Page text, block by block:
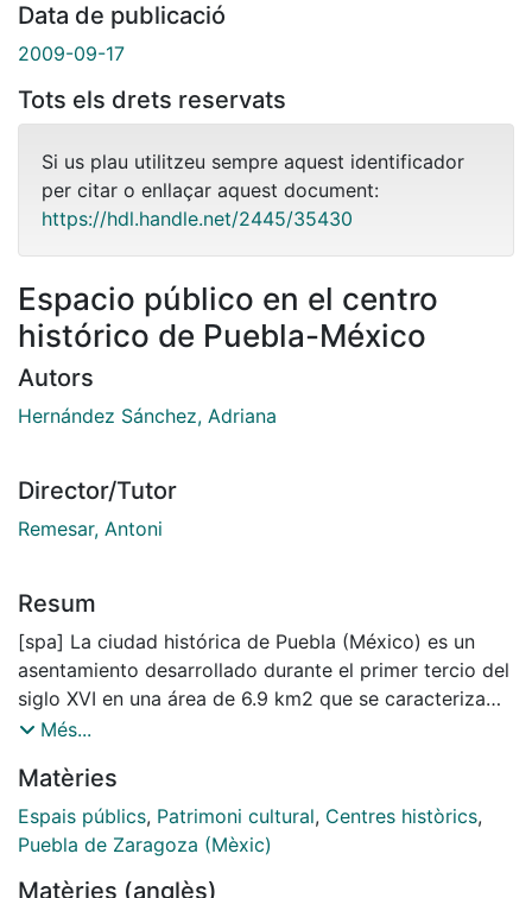
Data de publicació
2009-09-17
Tots els drets reservats
Si us plau utilitzeu sempre aquest identificador
per citar o enllaçar aquest document:
https://hdl.handle.net/2445/35430
Espacio público en el centro
histórico de Puebla-México
Autors
Hernández Sánchez, Adriana
Director/Tutor
Remesar, Antoni
Resum
[spa] La ciudad histórica de Puebla (México) es un
asentamiento desarrollado durante el primer tercio del
siglo XVI en una área de 6.9 km2 que se caracteriza
por su traza ortogonal además por su arquitectura
En la presente investigación se caracteriza y evalúa su
espacio público, ya que a pesar de que es el
contenedor de las actividades sociales más
Més...
Matèries
Espais públics, Patrimoni cultural, Centres històrics,
Puebla de Zaragoza (Mèxic)
Matèries (anglès)